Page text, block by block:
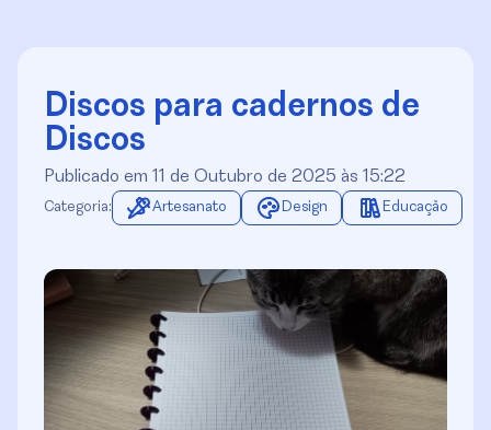
Discos para cadernos de
Discos
Publicado em 11 de Outubro de 2025 às 15:22
Categoria: Artesanato Design Educação